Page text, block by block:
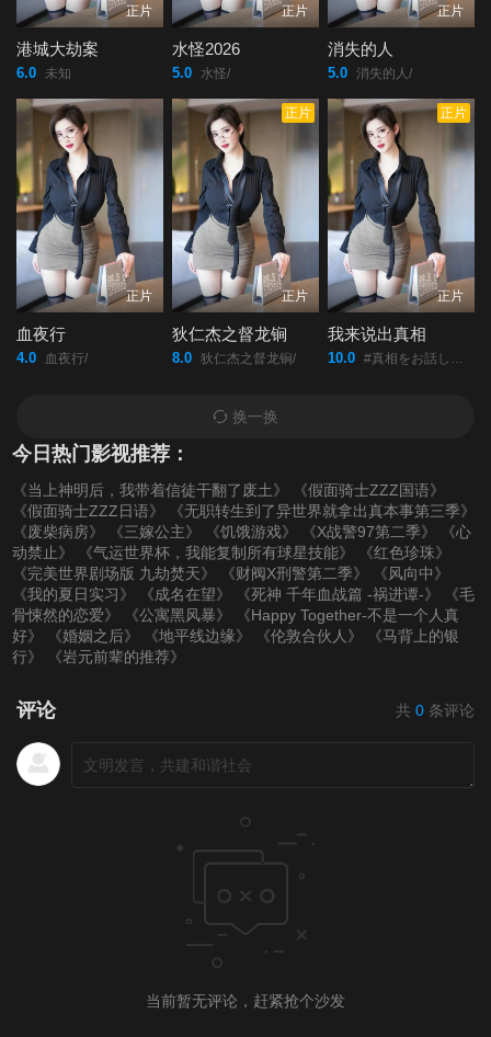
正片
港城大劫案
6.0 未知
正片
水怪2026
5.0 水怪/
正片
消失的人
5.0 消失的人/
正片
血夜行
4.0 血夜行/
正片
正片
狄仁杰之督龙锏
8.0 狄仁杰之督龙锏/
正片
正片
我来说出真相
10.0 #真相をお話しします/
换一换
今日热门影视推荐：
《当上神明后，我带着信徒干翻了废土》
《假面骑士ZZZ国语》
《假面骑士ZZZ日语》
《无职转生到了异世界就拿出真本事第三季》
《废柴病房》
《三嫁公主》 《饥饿游戏》 《X战警97第二季》
《心
动禁止》
《气运世界杯，我能复制所有球星技能》
《红色珍珠》
《完美世界剧场版 九劫焚天》
《财阀X刑警第二季》
《风向中》
《我的夏日实习》
《成名在望》 《死神 千年血战篇 -祸进谭-》
《毛
骨悚然的恋爱》
《公寓黑风暴》
《Happy Together-不是一个人真
好》
《婚姻之后》 《地平线边缘》 《伦敦合伙人》
《马背上的银
行》
《岩元前辈的推荐》
评论 共 0 条评论
当前暂无评论，赶紧抢个沙发